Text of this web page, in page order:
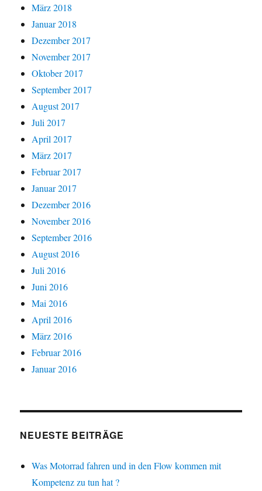
März 2018
Januar 2018
Dezember 2017
November 2017
Oktober 2017
September 2017
August 2017
Juli 2017
April 2017
März 2017
Februar 2017
Januar 2017
Dezember 2016
November 2016
September 2016
August 2016
Juli 2016
Juni 2016
Mai 2016
April 2016
März 2016
Februar 2016
Januar 2016
NEUESTE BEITRÄGE
Was Motorrad fahren und in den Flow kommen mit
Kompetenz zu tun hat ?